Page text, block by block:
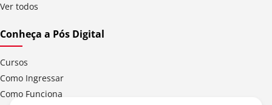
Ver todos
Conheça a Pós Digital
Cursos
Como Ingressar
Como Funciona